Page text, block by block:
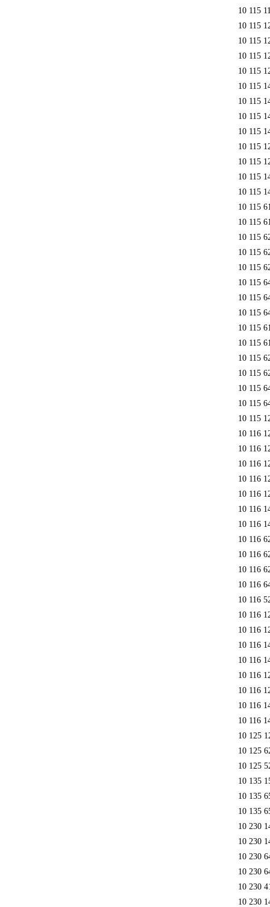
10 115
10 115
10 115
10 115
10 115
10 115
10 115
10 115
10 115
10 115
10 115
10 115
10 115
10 115
10 115
10 115
10 115
10 115
10 115
10 115
10 115
10 115
10 115
10 115
10 115
10 115
10 115
10 115
10 116
10 116
10 116
10 116
10 116
10 116
10 116
10 116
10 116
10 116
10 116
10 116
10 116
10 116
10 116
10 116
10 116
10 116
10 116
10 116
10 125
10 125
10 125
10 135
10 135
10 135
10 230
10 230
10 230
10 230
10 230
10 230